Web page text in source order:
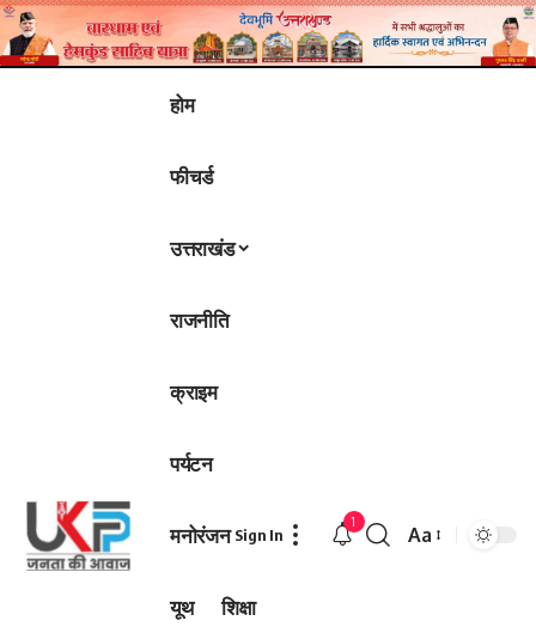
होम
फीचर्ड
उत्तराखंड
राजनीति
क्राइम
पर्यटन
मनोरंजन
यूथ शिक्षा
Sign In
1
Font
Aa